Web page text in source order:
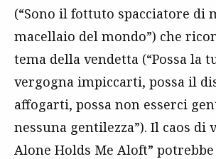
(“Sono il fottuto spacciatore di
macellaio del mondo”) che
tema della vendetta (“Possa la
vergogna impiccarti, possa il
affogarti, possa non esserci
nessuna gentilezza”). Il caos di
Alone Holds Me Aloft”